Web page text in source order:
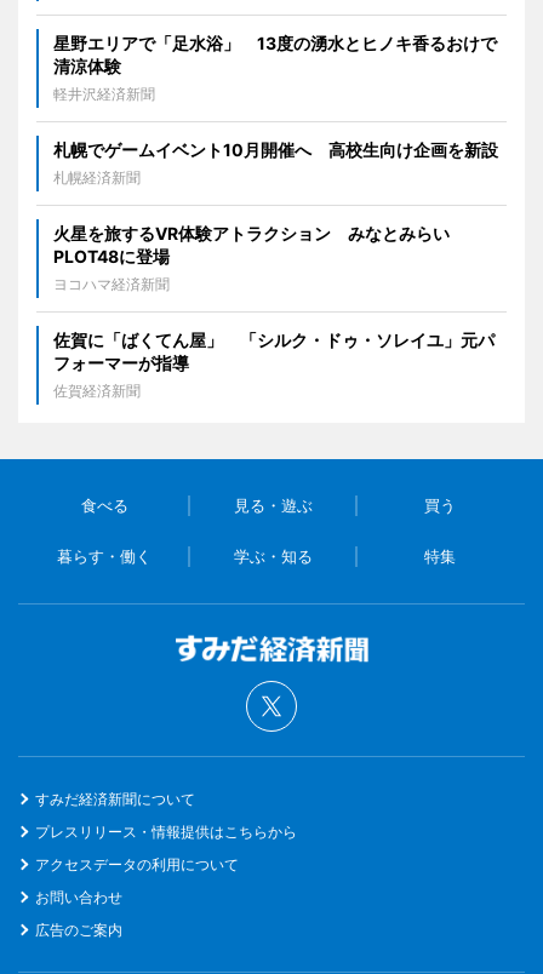
星野エリアで「足水浴」 13度の湧水とヒノキ香るおけで
清涼体験
軽井沢経済新聞
札幌でゲームイベント10月開催へ 高校生向け企画を新設
札幌経済新聞
火星を旅するVR体験アトラクション みなとみらい
PLOT48に登場
ヨコハマ経済新聞
佐賀に「ばくてん屋」 「シルク・ドゥ・ソレイユ」元パ
フォーマーが指導
佐賀経済新聞
食べる 見る・遊ぶ 買う
暮らす・働く 学ぶ・知る 特集
すみだ経済新聞について
プレスリリース・情報提供はこちらから
アクセスデータの利用について
お問い合わせ
広告のご案内